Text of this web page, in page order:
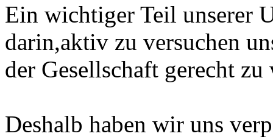
Ein wichtiger Teil unserer
darin,aktiv zu versuchen
der Gesellschaft gerecht zu
Deshalb haben wir uns